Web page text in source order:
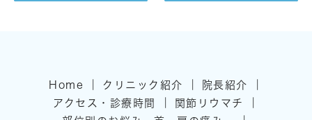
Home クリニック紹介 院長紹介
アクセス・診療時間 関節リウマチ